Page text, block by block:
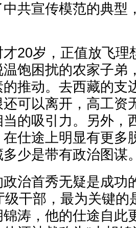
共宣传模范的典型
20岁，正值放飞理
饱困扰的农家子弟
推动。去西藏的支
可以离开，高工资
的吸引力。另外，
仕途上明显有更多
少是带有政治图谋
治首秀无疑是成功
级干部，最为关键的
涛，他的仕途自此